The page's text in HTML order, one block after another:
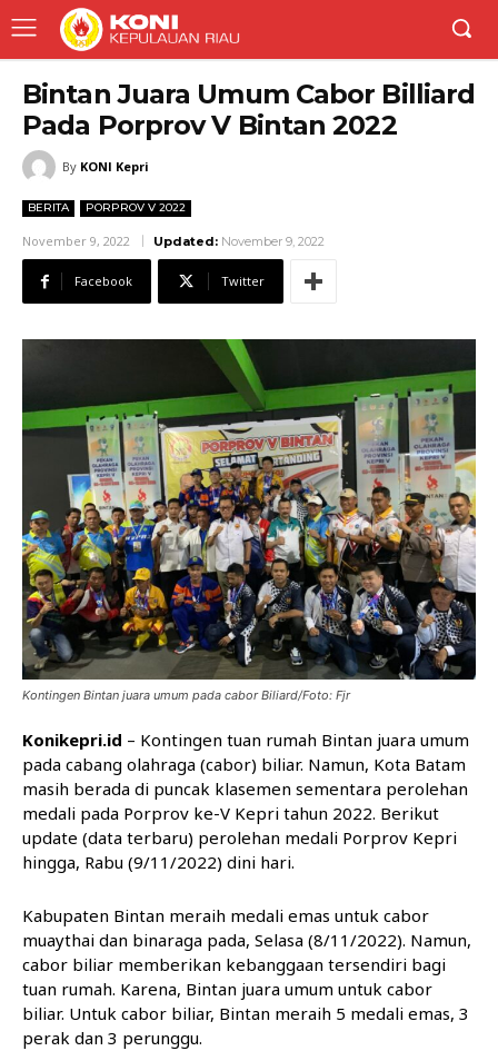
Bintan Juara Umum Cabor Billiard
Pada Porprov V Bintan 2022
By KONI Kepri
BERITA PORPROV V 2022
November 9, 2022 Updated: November 9, 2022
Facebook Twitter
Kontingen Bintan juara umum pada cabor Biliard/Foto: Fjr
Konikepri.id – Kontingen tuan rumah Bintan juara umum
pada cabang olahraga (cabor) biliar. Namun, Kota Batam
masih berada di puncak klasemen sementara perolehan
medali pada Porprov ke-V Kepri tahun 2022. Berikut
update (data terbaru) perolehan medali Porprov Kepri
hingga, Rabu (9/11/2022) dini hari.
Kabupaten Bintan meraih medali emas untuk cabor
muaythai dan binaraga pada, Selasa (8/11/2022). Namun,
cabor biliar memberikan kebanggaan tersendiri bagi
tuan rumah. Karena, Bintan juara umum untuk cabor
biliar. Untuk cabor biliar, Bintan meraih 5 medali emas, 3
perak dan 3 perunggu.